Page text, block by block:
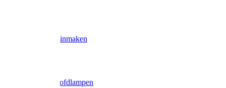
Wecken & inmaken
Zak- & Hoofdlampen